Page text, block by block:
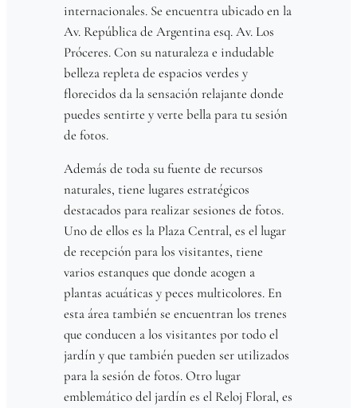
internacionales. Se encuentra ubicado en la
Av. República de Argentina esq. Av. Los
Próceres. Con su naturaleza e indudable
belleza repleta de espacios verdes y
florecidos da la sensación relajante donde
puedes sentirte y verte bella para tu sesión
de fotos.
Además de toda su fuente de recursos
naturales, tiene lugares estratégicos
destacados para realizar sesiones de fotos.
Uno de ellos es la Plaza Central, es el lugar
de recepción para los visitantes, tiene
varios estanques que donde acogen a
plantas acuáticas y peces multicolores. En
esta área también se encuentran los trenes
que conducen a los visitantes por todo el
jardín y que también pueden ser utilizados
para la sesión de fotos. Otro lugar
emblemático del jardín es el Reloj Floral, es